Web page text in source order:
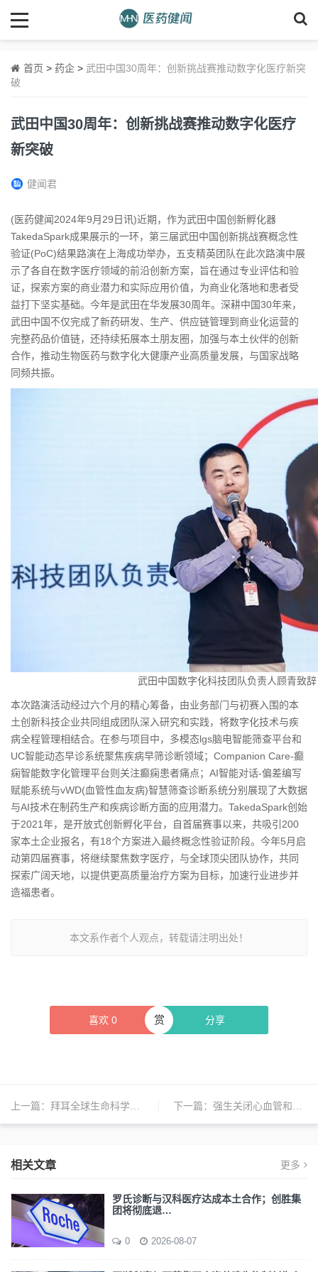
首页 > 药企 > 武田中国30周年：创新挑战赛推动数字化医疗新突
破
武田中国30周年：创新挑战赛推动数字化医疗
新突破
健闻君
(医药健闻2024年9月29日讯)近期，作为武田中国创新孵化器
TakedaSpark成果展示的一环，第三届武田中国创新挑战赛概念性
验证(PoC)结果路演在上海成功举办，五支精英团队在此次路演中展
示了各自在数字医疗领域的前沿创新方案，旨在通过专业评估和验
证，探索方案的商业潜力和实际应用价值，为商业化落地和患者受
益打下坚实基础。今年是武田在华发展30周年。深耕中国30年来，
武田中国不仅完成了新药研发、生产、供应链管理到商业化运营的
完整药品价值链，还持续拓展本土朋友圈，加强与本土伙伴的创新
合作，推动生物医药与数字化大健康产业高质量发展，与国家战略
同频共振。
武田中国数字化科技团队负责人顾青致辞
本次路演活动经过六个月的精心筹备，由业务部门与初赛入围的本
土创新科技企业共同组成团队深入研究和实践，将数字化技术与疾
病全程管理相结合。在参与项目中，多模态lgs脑电智能筛查平台和
UC智能动态早诊系统聚焦疾病早筛诊断领域；Companion Care-癫
痫智能数字化管理平台则关注癫痫患者痛点；AI智能对话-偏差编写
赋能系统与vWD(血管性血友病)智慧筛查诊断系统分别展现了大数据
与AI技术在制药生产和疾病诊断方面的应用潜力。TakedaSpark创始
于2021年，是开放式创新孵化平台，自首届赛事以来，共吸引200
家本土企业报名，有18个方案进入最终概念性验证阶段。今年5月启
动第四届赛事，将继续聚焦数字医疗，与全球顶尖团队协作，共同
探索广阔天地，以提供更高质量治疗方案为目标，加速行业进步并
造福患者。
本文系作者个人观点，转载请注明出处！
喜欢 0 分享
赏
上一篇： 拜耳全球生命科学共创平台落地上海浦东；赫力昂增持中美天津史克股权至88%；瓦里安北京全球创新中心多个联合实验室揭牌 | 日报 下一篇： 强生关闭心血管和代谢药物部门；石药创新制药董事长、总经理双双辞职；豪雅在苏州打造其国内首个人工晶状体生产基地 | 日报
相关文章 更多
罗氏诊断与汉科医疗达成本土合作；创胜集
团将彻底退…
0 2026-08-07